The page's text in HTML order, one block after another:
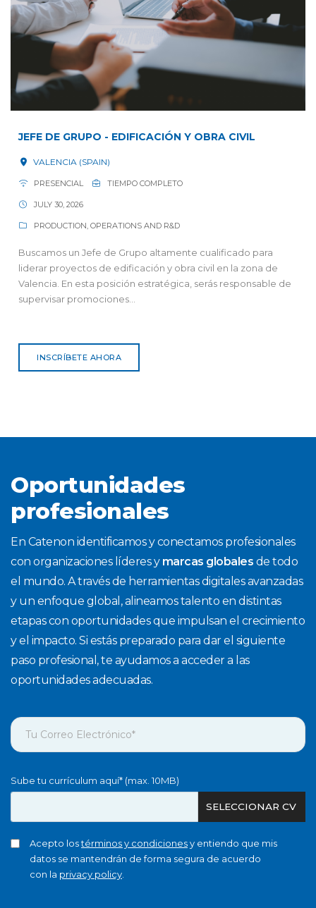
JEFE DE GRUPO - EDIFICACIÓN Y OBRA CIVIL
VALENCIA (SPAIN)
PRESENCIAL TIEMPO COMPLETO
JULY 30, 2026
PRODUCTION, OPERATIONS AND R&D
Buscamos un Jefe de Grupo altamente cualificado para
liderar proyectos de edificación y obra civil en la zona de
Valencia. En esta posición estratégica, serás responsable de
supervisar promociones...
INSCRÍBETE AHORA
Oportunidades
profesionales
En Catenon identificamos y conectamos profesionales
con organizaciones líderes y marcas globales de todo
el mundo. A través de herramientas digitales avanzadas
y un enfoque global, alineamos talento en distintas
etapas con oportunidades que impulsan el crecimiento
y el impacto. Si estás preparado para dar el siguiente
paso profesional, te ayudamos a acceder a las
oportunidades adecuadas.
Sube tu currículum aquí* (max. 10MB)
SELECCIONAR CV
Acepto lostérminos y condicionesy entiendo que mis
datos se mantendrán de forma segura de acuerdo
con la privacy policy